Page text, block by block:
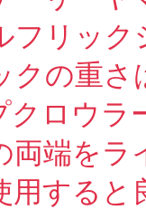
フリッ
クの重
クロウラ
両端をラ
用すると